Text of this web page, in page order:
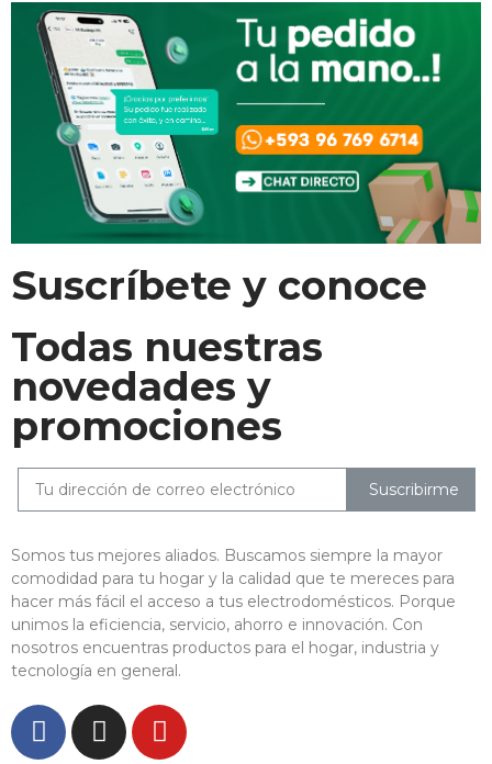
Suscríbete y conoce
Todas nuestras
novedades y
promociones
Suscribirme
Somos tus mejores aliados. Buscamos siempre la mayor
comodidad para tu hogar y la calidad que te mereces para
hacer más fácil el acceso a tus electrodomésticos. Porque
unimos la eficiencia, servicio, ahorro e innovación. Con
nosotros encuentras productos para el hogar, industria y
tecnología en general.